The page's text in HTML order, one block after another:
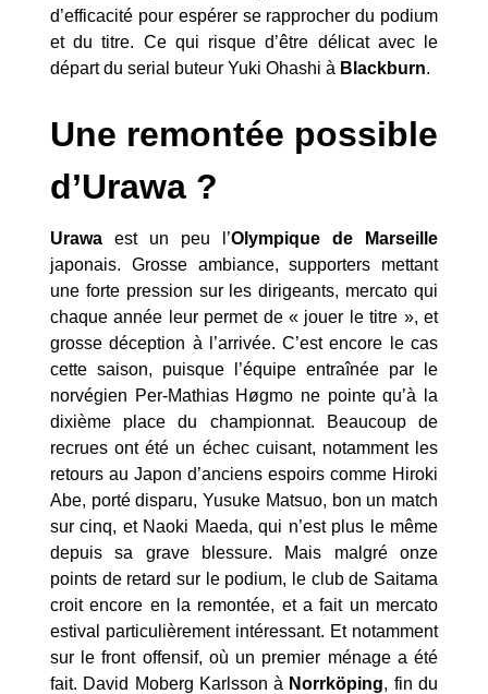
d’efficacité pour espérer se rapprocher du podium
et du titre. Ce qui risque d’être délicat avec le
départ du serial buteur Yuki Ohashi à Blackburn.
Une remontée possible
d’Urawa ?
Urawa est un peu l’Olympique de Marseille
japonais. Grosse ambiance, supporters mettant
une forte pression sur les dirigeants, mercato qui
chaque année leur permet de « jouer le titre », et
grosse déception à l’arrivée. C’est encore le cas
cette saison, puisque l’équipe entraînée par le
norvégien Per-Mathias Høgmo ne pointe qu’à la
dixième place du championnat. Beaucoup de
recrues ont été un échec cuisant, notamment les
retours au Japon d’anciens espoirs comme Hiroki
Abe, porté disparu, Yusuke Matsuo, bon un match
sur cinq, et Naoki Maeda, qui n’est plus le même
depuis sa grave blessure. Mais malgré onze
points de retard sur le podium, le club de Saitama
croit encore en la remontée, et a fait un mercato
estival particulièrement intéressant. Et notamment
sur le front offensif, où un premier ménage a été
fait. David Moberg Karlsson à Norrköping, fin du